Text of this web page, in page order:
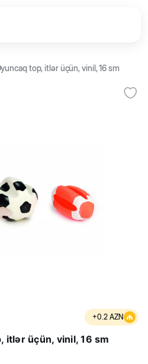
top, itlər üçün, vinil, 16 sm
+0.2 AZN
itlər üçün, vinil, 16 sm